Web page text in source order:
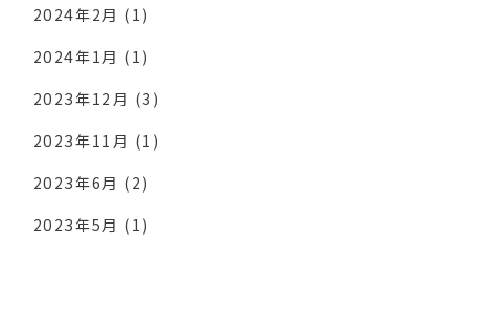
2024年2月 (1)
2024年1月 (1)
2023年12月 (3)
2023年11月 (1)
2023年6月 (2)
2023年5月 (1)